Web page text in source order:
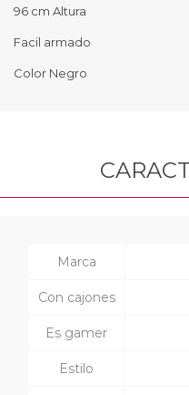
96 cm Altura
Facil armado
Color Negro
Marca
Con cajones
Es gamer
Estilo